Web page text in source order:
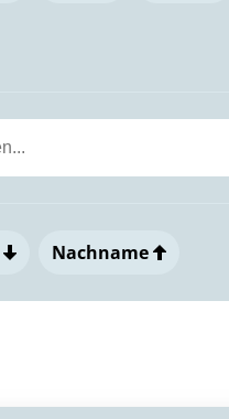
Nachname